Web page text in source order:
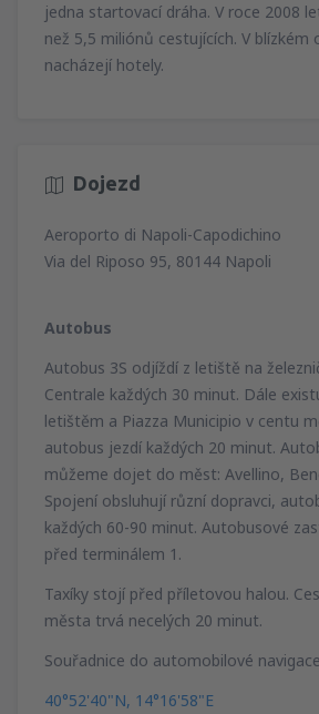
jedna startovací dráha. V roce 2008
než 5,5 miliónů cestujících. V blízkém
nacházejí hotely.
Dojezd
Aeroporto di Napoli-Capodichino
Via del Riposo 95, 80144 Napoli
Autobus
Autobus 3S odjíždí z letiště na
Centrale každých 30 minut. Dále
letištěm a Piazza Municipio v centu
autobus jezdí každých 20 minut.
můžeme dojet do měst: Avellino,
Spojení obsluhují různí dopravci,
každých 60-90 minut. Autobusové
před terminálem 1.
Taxíky stojí před příletovou halou.
města trvá necelých 20 minut.
Souřadnice do automobilové
40°52'40"N, 14°16'58"E